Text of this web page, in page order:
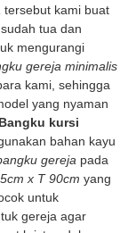
tersebut kami buat
tua dan
mengurangi
gereja minimalis
kami, sehingga
yang nyaman
Bangku kursi
bahan kayu
gereja pada
x T 90cm yang
untuk
gereja agar